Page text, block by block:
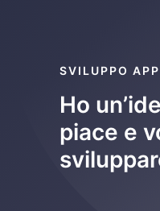
SVILUPPO
Ho
piace e